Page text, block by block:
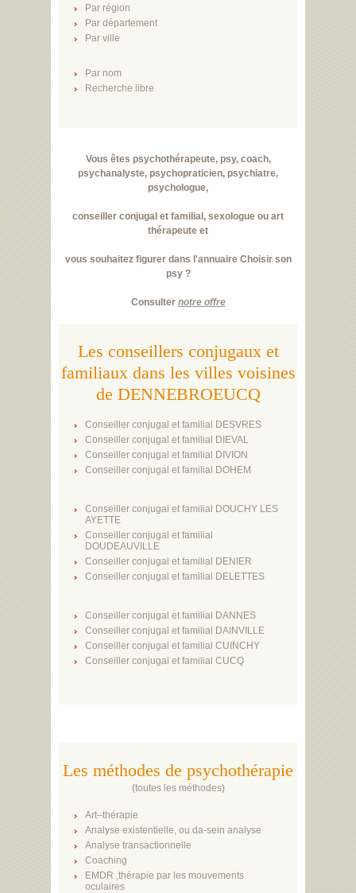
Par région
Par département
Par ville
Par nom
Recherche libre
Vous êtes psychothérapeute, psy, coach,
psychanalyste, psychopraticien, psychiatre,
psychologue,
conseiller conjugal et familial, sexologue ou art
thérapeute et
vous souhaitez figurer dans l'annuaire Choisir son
psy ?
Consulter notre offre
Les conseillers conjugaux et
familiaux dans les villes voisines
de DENNEBROEUCQ
Conseiller conjugal et familial DESVRES
Conseiller conjugal et familial DIEVAL
Conseiller conjugal et familial DIVION
Conseiller conjugal et familial DOHEM
Conseiller conjugal et familial DOUCHY LES
AYETTE
Conseiller conjugal et familial
DOUDEAUVILLE
Conseiller conjugal et familial DENIER
Conseiller conjugal et familial DELETTES
Conseiller conjugal et familial DANNES
Conseiller conjugal et familial DAINVILLE
Conseiller conjugal et familial CUINCHY
Conseiller conjugal et familial CUCQ
Les méthodes de psychothérapie
(toutes les méthodes)
Art–thérapie
Analyse existentielle, ou da-sein analyse
Analyse transactionnelle
Coaching
EMDR ,thérapie par les mouvements
oculaires